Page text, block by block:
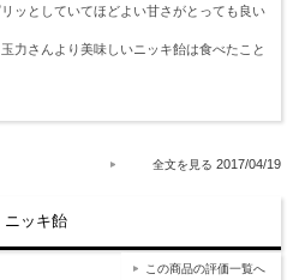
ッとしていてほどよい甘さがとっても良い
力さんより美味しいニッキ飴は食べたこと
2017/04/19
ニッキ飴
この商品の評価一覧へ